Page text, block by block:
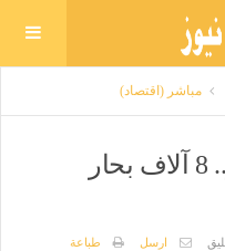
مباشر (اقتصاد)
مأساة منسية في هرمز.. 8 آلاف بحار
ارسل طباعة